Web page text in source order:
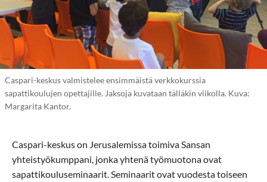
Caspari-keskus valmistelee ensimmäistä verkkokurssia
sapattikoulujen opettajille. Jaksoja kuvataan tälläkin viikolla. Kuva:
Margarita Kantor.
Caspari-keskus on Jerusalemissa toimiva Sansan
yhteistyökumppani, jonka yhtenä työmuotona ovat
sapattikouluseminaarit. Seminaarit ovat vuodesta toiseen